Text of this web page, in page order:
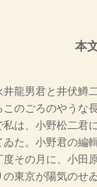
本
龍男君と井伏鱒
のごろのやうな
は、小野松二君
ゐた。小野君の編
その月に、小田
の東京が陽気のせ